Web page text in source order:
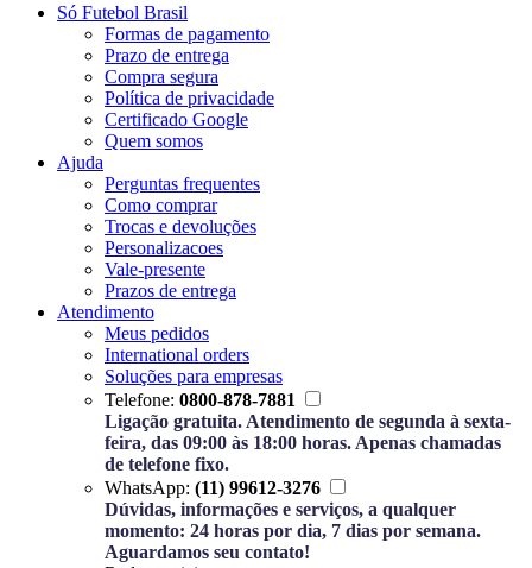
Só Futebol Brasil
Formas de pagamento
Prazo de entrega
Compra segura
Política de privacidade
Certificado Google
Quem somos
Ajuda
Perguntas frequentes
Como comprar
Trocas e devoluções
Personalizacoes
Vale-presente
Prazos de entrega
Atendimento
Meus pedidos
International orders
Soluções para empresas
Telefone: 0800-878-7881
Ligação gratuita. Atendimento de segunda à sexta-
feira, das 09:00 às 18:00 horas. Apenas chamadas
de telefone fixo.
WhatsApp: (11) 99612-3276
Dúvidas, informações e serviços, a qualquer
momento: 24 horas por dia, 7 dias por semana.
Aguardamos seu contato!